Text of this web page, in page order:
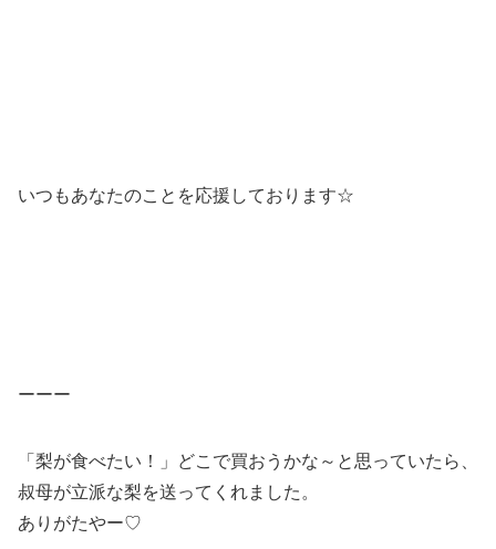
いつもあなたのことを応援しております☆
ーーー
「梨が食べたい！」どこで買おうかな～と思っていたら、
叔母が立派な梨を送ってくれました。
ありがたやー♡